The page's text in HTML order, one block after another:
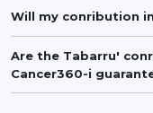
Will my conribution
Are the Tabarru'
Cancer360-i